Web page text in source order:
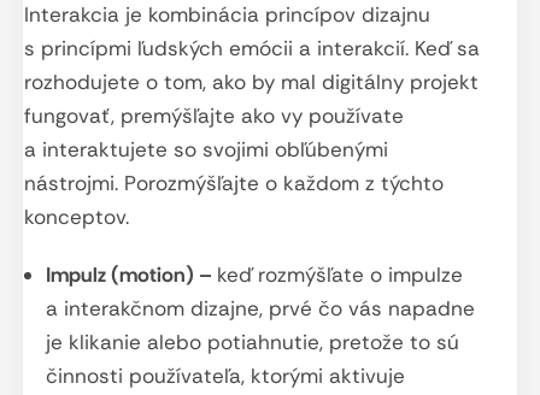
Interakcia je kombinácia princípov dizajnu
s princípmi ľudských emócii a interakcií. Keď sa
rozhodujete o tom, ako by mal digitálny projekt
fungovať, premýšľajte ako vy používate
a interaktujete so svojimi obľúbenými
nástrojmi. Porozmýšľajte o každom z týchto
konceptov.
Impulz (motion) – keď rozmýšľate o impulze
a interakčnom dizajne, prvé čo vás napadne
je klikanie alebo potiahnutie, pretože to sú
činnosti používateľa, ktorými aktivuje